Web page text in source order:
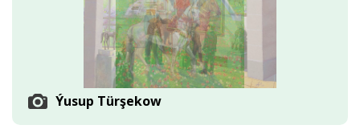
Ýusup Türşekow